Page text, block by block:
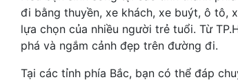
đi bằng thuyền, xe khách, xe buýt, ô tô,
lựa chọn của nhiều người trẻ tuổi. Từ
phá và ngắm cảnh đẹp trên đường đi.
Tại các tỉnh phía Bắc, bạn có thể đáp